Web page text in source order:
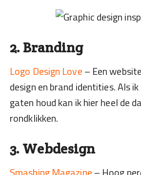
2. Branding
Logo Design Love– Een
design en brand identities. Als
gaten houd kan ik hier heel de
rondklikken.
3. Webdesign